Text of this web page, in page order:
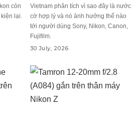
còn
lại.
Vietnam phân tích vì sao đây là nước
cờ hợp lý và nó ảnh hưởng thế nào
tới người dùng Sony, Nikon, Canon,
Fujifilm.
30 July, 2026